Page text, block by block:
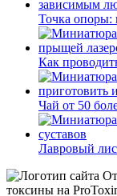
Точка
Как
Чай от 50
Лавровый